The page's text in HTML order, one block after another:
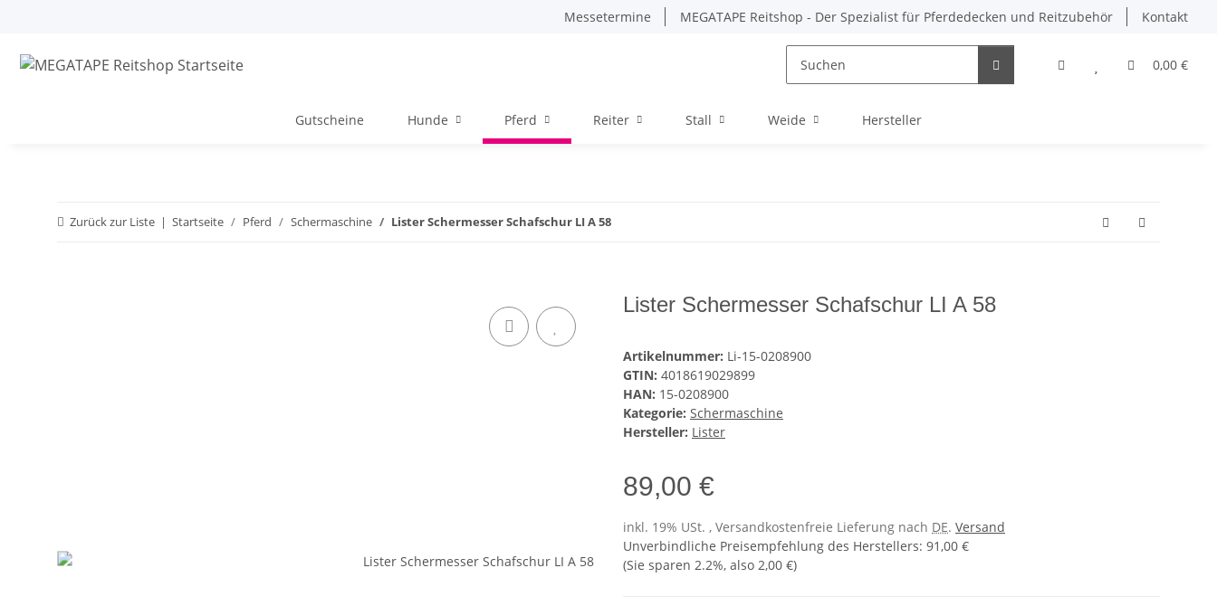
Messetermine MEGATAPE Reitshop - Der Spezialist für Pferdedecken und Reitzubehör Kontakt
0,00 €
Gutscheine Hunde Pferd Reiter Stall Weide Hersteller
Zurück zur Liste Startseite Pferd Schermaschine Lister Schermesser Schafschur LI A 58
Lister Schermesser Schafschur LI A 58
Artikelnummer: Li-15-0208900
GTIN: 4018619029899
HAN: 15-0208900
Kategorie: Schermaschine
Hersteller: Lister
89,00 €
inkl. 19% USt. , Versandkostenfreie Lieferung nach DE. Versand
Unverbindliche Preisempfehlung des Herstellers: 91,00 €
(Sie sparen 2.2%, also 2,00 €)